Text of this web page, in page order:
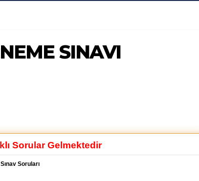
SINAVI
Sorular Gelmektedir
Soruları